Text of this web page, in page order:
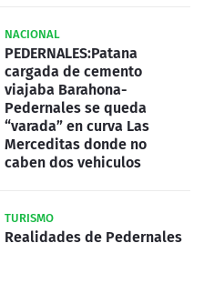
NACIONAL
PEDERNALES:Patana
cargada de cemento
viajaba Barahona-
Pedernales se queda
“varada” en curva Las
Merceditas donde no
caben dos vehiculos
TURISMO
Realidades de Pedernales